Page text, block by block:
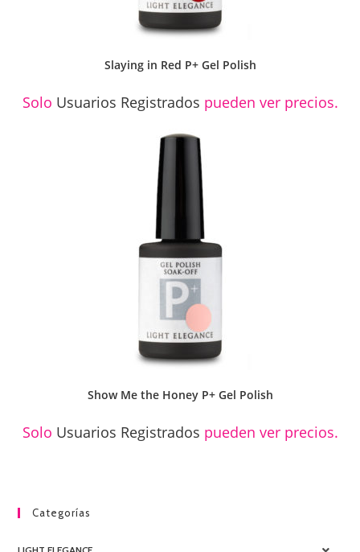
Slaying in Red P+ Gel Polish
Solo Usuarios Registrados pueden ver precios.
Show Me the Honey P+ Gel Polish
Solo Usuarios Registrados pueden ver precios.
Categorías